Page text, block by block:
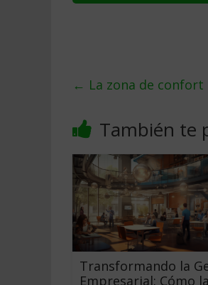
← La zona de confort
También te
Transformando la
Empresarial: Cómo